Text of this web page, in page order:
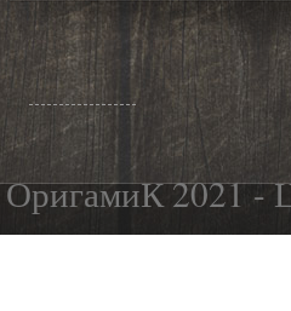
ОригамиК 2021 -